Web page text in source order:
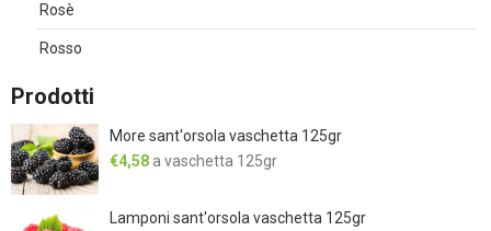
Rosè
Rosso
Prodotti
More sant'orsola vaschetta 125gr
€4,58 a vaschetta 125gr
Lamponi sant'orsola vaschetta 125gr